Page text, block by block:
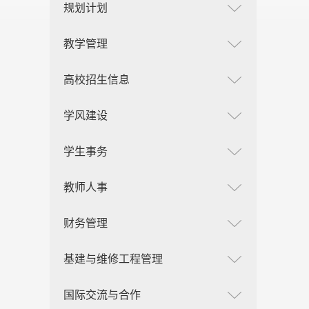
规划计划
教学管理
高校招生信息
学风建设
学生事务
教师人事
财务管理
基建与维修工程管理
国际交流与合作